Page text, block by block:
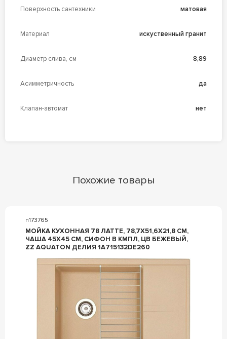
Поверхность сантехники матовая
Материал искуственный гранит
Диаметр слива, см 8,89
Асимметричность да
Клапан-автомат нет
Похожие товары
n173765
МОЙКА КУХОННАЯ 78 ЛАТТЕ, 78,7X51,6X21,8 СМ,
ЧАША 45Х45 СМ, СИФОН В КМПЛ, ЦВ БЕЖЕВЫЙ,
ZZ AQUATON ДЕЛИЯ 1A715132DE260